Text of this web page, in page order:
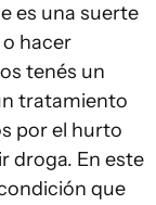
es una suerte
hacer
tenés un
tratamiento
por el hurto
droga. En este
que